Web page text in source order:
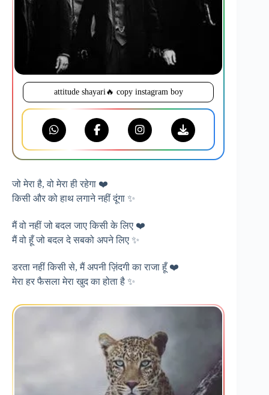
attitude shayari🔥 copy instagram boy
जो मेरा है, वो मेरा ही रहेगा ❤️
किसी और को हाथ लगाने नहीं दूंगा ✨
मैं वो नहीं जो बदल जाए किसी के लिए ❤️
मैं वो हूँ जो बदल दे सबको अपने लिए ✨
डरता नहीं किसी से, मैं अपनी ज़िंदगी का राजा हूँ ❤️
मेरा हर फैसला मेरा खुद का होता है ✨